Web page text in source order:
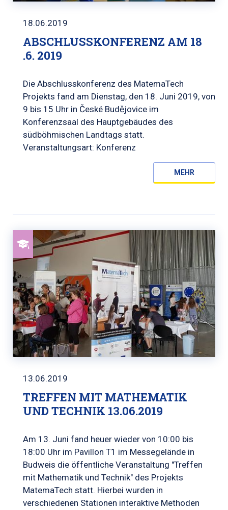
18.06.2019
ABSCHLUSSKONFERENZ AM 18
.6. 2019
Die Abschlusskonferenz des MatemaTech
Projekts fand am Dienstag, den 18. Juni 2019, von
9 bis 15 Uhr in České Budějovice im
Konferenzsaal des Hauptgebäudes des
südböhmischen Landtags statt.
Veranstaltungsart: Konferenz
MEHR
13.06.2019
TREFFEN MIT MATHEMATIK
UND TECHNIK 13.06.2019
Am 13. Juni fand heuer wieder von 10:00 bis
18:00 Uhr im Pavillon T1 im Messegelände in
Budweis die öffentliche Veranstaltung "Treffen
mit Mathematik und Technik" des Projekts
MatemaTech statt. Hierbei wurden in
verschiedenen Stationen interaktive Methoden